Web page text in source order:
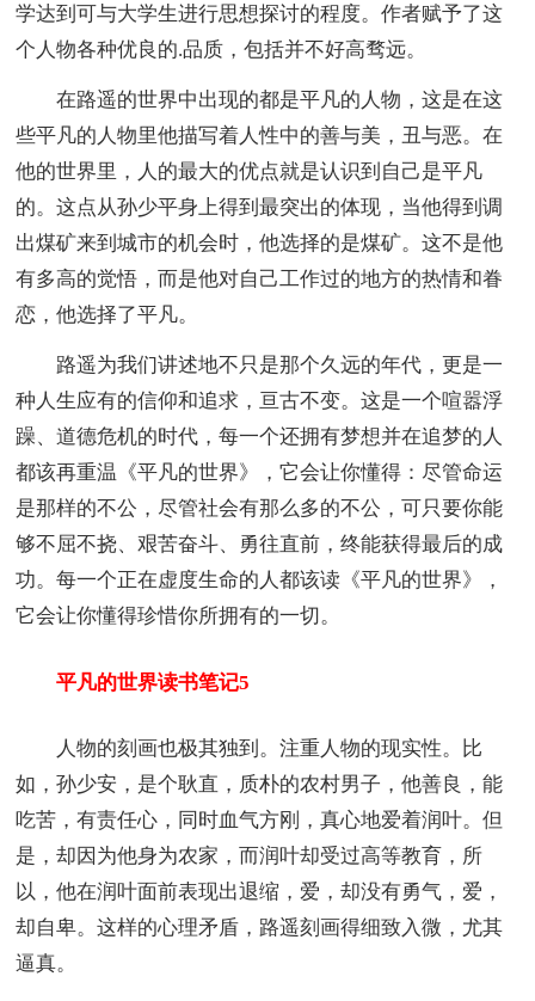
学达到可与大学生进行思想探讨的程度。作者赋予了这
个人物各种优良的.品质，包括并不好高骛远。
在路遥的世界中出现的都是平凡的人物，这是在这
些平凡的人物里他描写着人性中的善与美，丑与恶。在
他的世界里，人的最大的优点就是认识到自己是平凡
的。这点从孙少平身上得到最突出的体现，当他得到调
出煤矿来到城市的机会时，他选择的是煤矿。这不是他
有多高的觉悟，而是他对自己工作过的地方的热情和眷
恋，他选择了平凡。
路遥为我们讲述地不只是那个久远的年代，更是一
种人生应有的信仰和追求，亘古不变。这是一个喧嚣浮
躁、道德危机的时代，每一个还拥有梦想并在追梦的人
都该再重温《平凡的世界》，它会让你懂得：尽管命运
是那样的不公，尽管社会有那么多的不公，可只要你能
够不屈不挠、艰苦奋斗、勇往直前，终能获得最后的成
功。每一个正在虚度生命的人都该读《平凡的世界》，
它会让你懂得珍惜你所拥有的一切。
平凡的世界读书笔记5
人物的刻画也极其独到。注重人物的现实性。比
如，孙少安，是个耿直，质朴的农村男子，他善良，能
吃苦，有责任心，同时血气方刚，真心地爱着润叶。但
是，却因为他身为农家，而润叶却受过高等教育，所
以，他在润叶面前表现出退缩，爱，却没有勇气，爱，
却自卑。这样的心理矛盾，路遥刻画得细致入微，尤其
逼真。